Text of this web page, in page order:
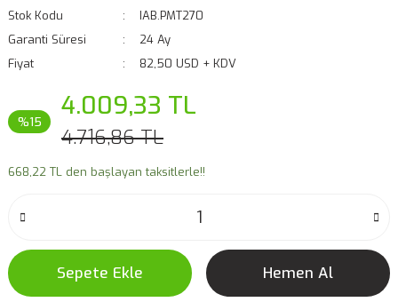
Stok Kodu
IAB.PMT270
Garanti Süresi
24 Ay
Fiyat
82,50 USD + KDV
%15 4.009,33 TL
4.716,86 TL
668,22 TL den başlayan taksitlerle!!
Sepete Ekle Hemen Al